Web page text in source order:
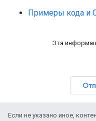
Примеры кода и
Эта
Если не указано иное,